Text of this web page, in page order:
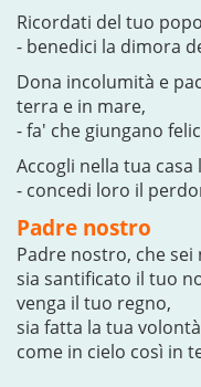
Ricordati del tuo
- benedici la dimora
Dona incolumità e
terra e in mare,
- fa' che giungano
Accogli nella tua
- concedi loro il
Padre nostro
Padre nostro, che sei
sia santificato il tuo
venga il tuo regno,
sia fatta la tua
come in cielo così in